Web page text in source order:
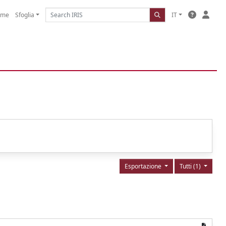
Sfoglia IT
Tutti (1)
Esportazione